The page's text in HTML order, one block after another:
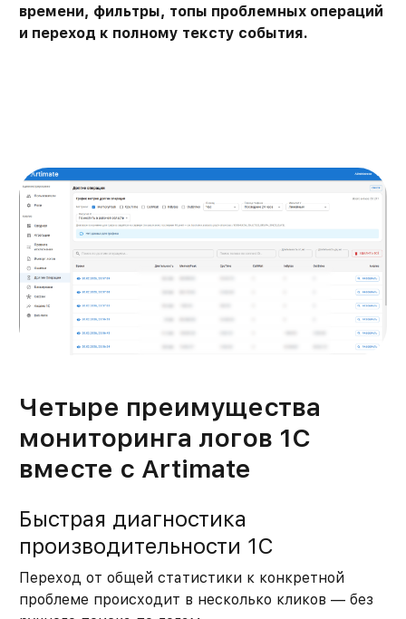
времени, фильтры, топы проблемных операций
и переход к полному тексту события.
Четыре преимущества
мониторинга логов 1С
вместе с Artimate
Быстрая диагностика
производительности 1С
Переход от общей статистики к конкретной
проблеме происходит в несколько кликов — без